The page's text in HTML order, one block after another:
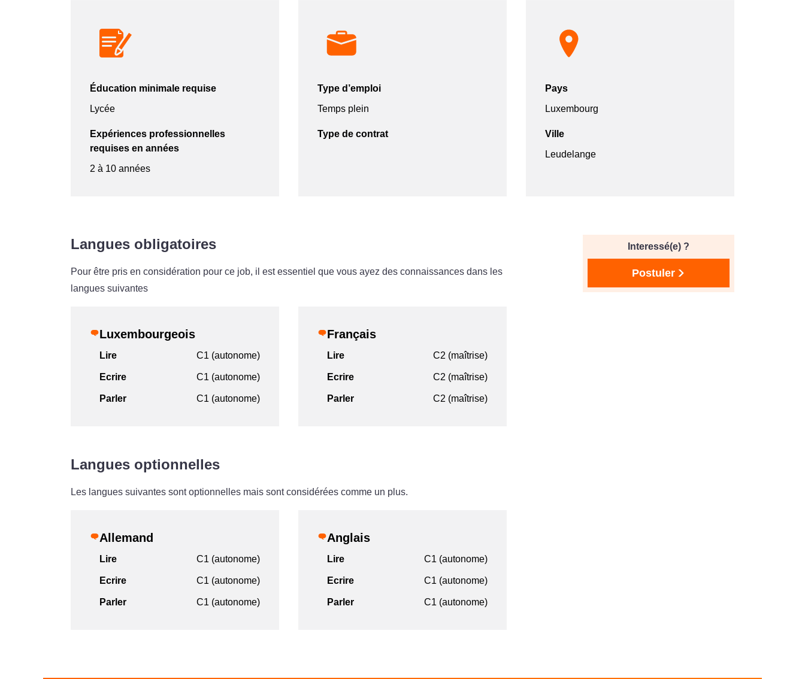
Éducation minimale requise
Lycée
Expériences professionnelles
requises en années
2 à 10 années
Type d’emploi
Temps plein
Type de contrat
Pays
Luxembourg
Ville
Leudelange
Interessé(e) ?
Postuler
Langues obligatoires
Pour être pris en considération pour ce job, il est essentiel que vous ayez des connaissances dans les
langues suivantes
Luxembourgeois
Lire C1 (autonome)
Ecrire C1 (autonome)
Parler C1 (autonome)
Français
Lire C2 (maîtrise)
Ecrire C2 (maîtrise)
Parler C2 (maîtrise)
Langues optionnelles
Les langues suivantes sont optionnelles mais sont considérées comme un plus.
Allemand
Lire C1 (autonome)
Ecrire C1 (autonome)
Parler C1 (autonome)
Anglais
Lire C1 (autonome)
Ecrire C1 (autonome)
Parler C1 (autonome)